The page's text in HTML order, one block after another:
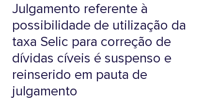
Julgamento referente à
possibilidade de utilização da
taxa Selic para correção de
dívidas cíveis é suspenso e
reinserido em pauta de
julgamento